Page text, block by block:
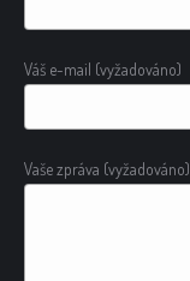
Váš e-mail (vyžadováno)
Vaše zpráva (vyžadováno)